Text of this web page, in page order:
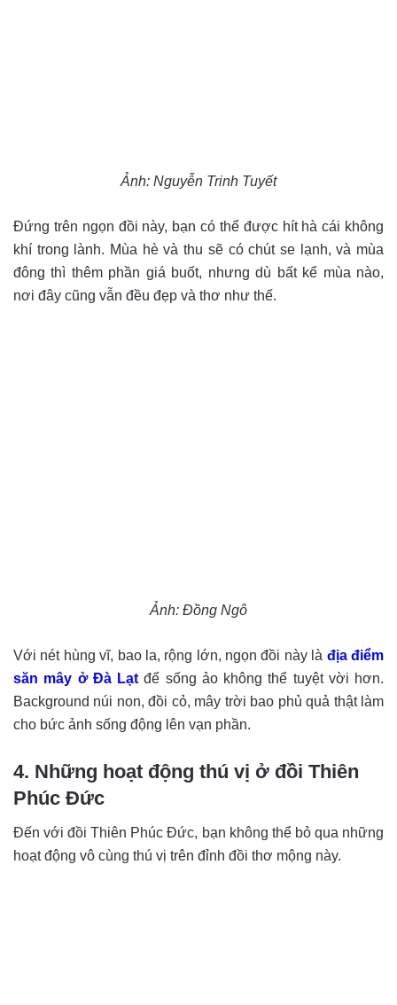
Ảnh: Nguyễn Trinh Tuyết
Đứng trên ngọn đồi này, bạn có thể được hít hà cái không
khí trong lành. Mùa hè và thu sẽ có chút se lạnh, và mùa
đông thì thêm phần giá buốt, nhưng dù bất kể mùa nào,
nơi đây cũng vẫn đều đẹp và thơ như thế.
Ảnh: Đồng Ngô
Với nét hùng vĩ, bao la, rộng lớn, ngọn đồi này là địa điểm
săn mây ở Đà Lạt để sống ảo không thể tuyệt vời hơn.
Background núi non, đồi cỏ, mây trời bao phủ quả thật làm
cho bức ảnh sống động lên vạn phần.
4. Những hoạt động thú vị ở đồi Thiên
Phúc Đức
Đến với đồi Thiên Phúc Đức, bạn không thể bỏ qua những
hoạt động vô cùng thú vị trên đỉnh đồi thơ mộng này.